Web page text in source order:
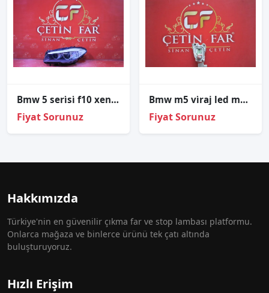
Bmw 5 seri̇si̇ f10 xenon sol far sıfır orj 63117271912
Fiyat Sorunuz
Bmw m5 vi̇raj led modülü sol orj çıkma bmw m5 vi̇raj led modülü sol orj çıkma 185.550-01
Fiyat Sorunuz
Hakkımızda
Türkiye'nin en güvenilir çıkma far ve stop lambası platformu.
Onlarca mağaza ve binlerce ürünü tek çatı altında
buluşturuyoruz.
Hızlı Erişim